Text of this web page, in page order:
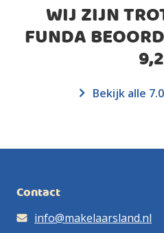
WIJ ZIJN
FUNDA
9,2
Bekijk alle
Contact
info@makelaarsland.nl